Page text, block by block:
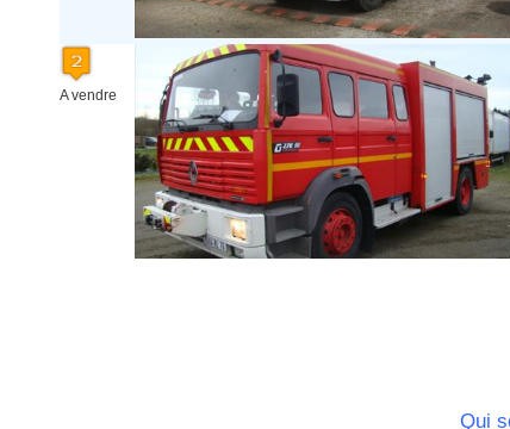
Martinique
Midi Pyrenees - Espagne -
Portugal
Nord Pas de Calais - Belgique -
Pays Bas
Pays de la Loire
Picardie
Poitou Charentes
Principauté de Monaco
A vendre
Qui